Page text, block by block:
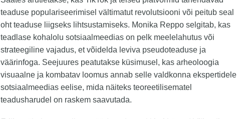
teaduse populariseerimisel vältimatut revolutsiooni või peitub seal
oht teaduse liigseks lihtsustamiseks. Monika Reppo selgitab, kas
teadlase kohalolu sotsiaalmeedias on pelk meelelahutus või
strateegiline vajadus, et võidelda leviva pseudoteaduse ja
väärinfoga. Seejuures peatutakse küsimusel, kas arheoloogia
visuaalne ja kombatav loomus annab selle valdkonna ekspertidele
sotsiaalmeedias eelise, mida näiteks teoreetilisematel
teadusharudel on raskem saavutada.